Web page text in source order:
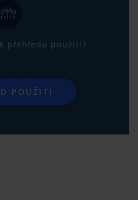
přehledu použití?
POUŽITÍ